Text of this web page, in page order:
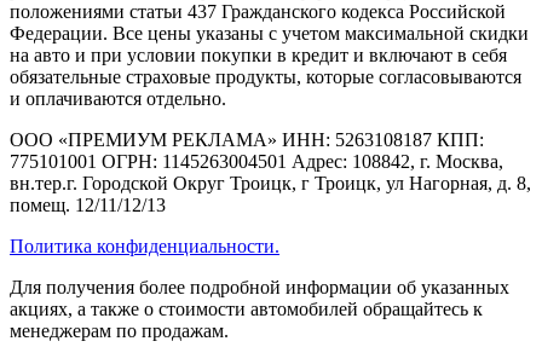
положениями статьи 437 Гражданского кодекса Российской
Федерации. Все цены указаны с учетом максимальной скидки
на авто и при условии покупки в кредит и включают в себя
обязательные страховые продукты, которые согласовываются
и оплачиваются отдельно.
ООО «ПРЕМИУМ РЕКЛАМА» ИНН: 5263108187 КПП:
775101001 ОГРН: 1145263004501 Адрес: 108842, г. Москва,
вн.тер.г. Городской Округ Троицк, г Троицк, ул Нагорная, д. 8,
помещ. 12/11/12/13
Политика конфиденциальности.
Для получения более подробной информации об указанных
акциях, а также о стоимости автомобилей обращайтесь к
менеджерам по продажам.